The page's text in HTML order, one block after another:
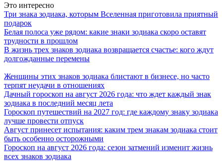
Это интересно
Три знака зодиака, которым Вселенная приготовила приятный
подарок
Белая полоса уже рядом: какие знаки зодиака скоро оставят
трудности в прошлом
В жизнь трех знаков зодиака возвращается счастье: кого ждут
долгожданные перемены
Женщины этих знаков зодиака блистают в бизнесе, но часто
терпят неудачи в отношениях
Дачный гороскоп на август 2026 года: что ждет каждый знак
зодиака в последний месяц лета
Гороскоп путешествий на 2027 год: где каждому знаку зодиака
лучше провести отпуск
Август принесет испытания: каким трем знакам зодиака стоит
быть особенно осторожными
Гороскоп на август 2026 года: сезон затмений изменит жизнь
всех знаков зодиака